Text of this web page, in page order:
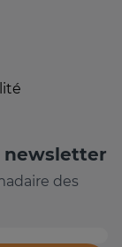
newsletter
des